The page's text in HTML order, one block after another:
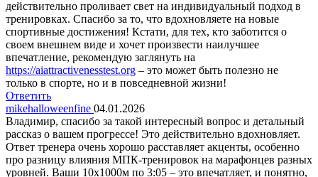
действительно проливает свет на индивидуальный подход в
тренировках. Спасибо за то, что вдохновляете на новые
спортивные достижения! Кстати, для тех, кто заботится о
своем внешнем виде и хочет произвести наилучшее
впечатление, рекомендую заглянуть на
https://aiattractivenesstest.org – это может быть полезно не
только в спорте, но и в повседневной жизни!
Ответить
mikehalloweenfine 04.01.2026
Владимир, спасибо за такой интересный вопрос и детальный
рассказ о вашем прогрессе! Это действительно вдохновляет.
Ответ тренера очень хорошо расставляет акценты, особенно
про разницу влияния МПК-тренировок на марафонцев разных
уровней. Ваши 10х1000м по 3:05 – это впечатляет, и понятно,